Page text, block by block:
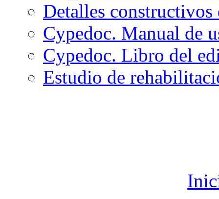
Detalles
Cypedoc. Manual de
Cypedoc. Libro del
Estudio de